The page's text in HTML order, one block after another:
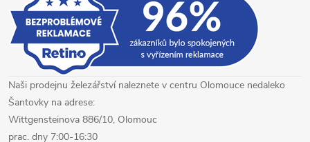
Naši prodejnu železářství naleznete v centru Olomouce nedaleko
Šantovky na adrese:
Wittgensteinova 886/10, Olomouc
prac. dny 7:00-16:30